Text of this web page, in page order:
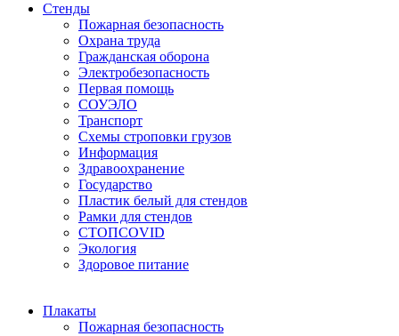
Стенды
Пожарная безопасность
Охрана труда
Гражданская оборона
Электробезопасность
Первая помощь
СОУЭЛО
Транспорт
Схемы строповки грузов
Информация
Здравоохранение
Государство
Пластик белый для стендов
Рамки для стендов
СТОПCOVID
Экология
Здоровое питание
Плакаты
Пожарная безопасность